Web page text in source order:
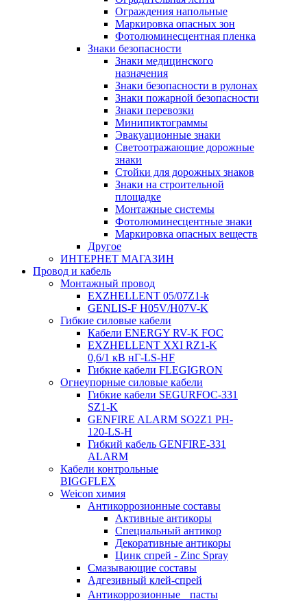
Ограждения напольные
Маркировка опасных зон
Фотолюминесцентная пленка
Знаки безопасности
Знаки медицинского
назначения
Знаки безопасности в рулонах
Знаки пожарной безопасности
Знаки перевозки
Минипиктограммы
Эвакуационные знаки
Светоотражающие дорожные
знаки
Стойки для дорожных знаков
Знаки на строительной
площадке
Монтажные системы
Фотолюминесцентные знаки
Маркировка опасных веществ
Другое
ИНТЕРНЕТ МАГАЗИН
Провод и кабель
Монтажный провод
EXZHELLENT 05/07Z1-k
GENLIS-F Н05V/H07V-K
Гибкие силовые кабели
Кабели ENERGY RV-K FOC
EXZHELLENT XXI RZ1-K
0,6/1 кВ нГ-LS-HF
Гибкие кабели FLEGIGRON
Огнеупорные силовые кабели
Гибкие кабели SEGURFOC-331
SZ1-K
GENFIRE ALARM SO2Z1 PH-
120-LS-H
Гибкий кабель GENFIRE-331
ALARM
Кабели контрольные
BIGGFLEX
Weicon химия
Антикоррозионные составы
Активные антикоры
Специальный антикор
Декоративные антикоры
Цинк спрей - Zinc Spray
Смазывающие составы
Адгезивный клей-спрей
Антикоррозионные пасты